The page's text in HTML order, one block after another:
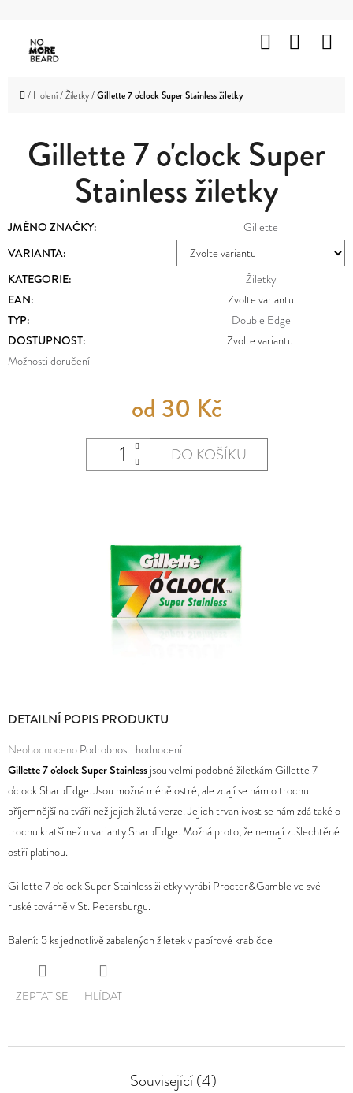
obsah
A
ZNAČKY
PROMOTION
OUTLET
MĚNA
Hledat
Domů
/ Holení/Žiletky/Gillette 7 o'clock Super Stainless žiletky
Gillette 7 o'clock Super
Stainless žiletky
JMÉNO ZNAČKY:
Gillette
VARIANTA:
KATEGORIE:
Žiletky
EAN:
Zvolte variantu
TYP:
Double Edge
DOSTUPNOST:
Zvolte variantu
Možnosti doručení
od 30 Kč
DO KOŠÍKU
DETAILNÍ POPIS PRODUKTU
Průměrné
hodnocení
produktu
je
0,0
z
hvězdiček.
Neohodnoceno Podrobnosti hodnocení
Gillette 7 o'clock Super Stainless jsou velmi podobné žiletkám Gillette 7
o'clock SharpEdge. Jsou možná méně ostré, ale zdají se nám o trochu
příjemnější na tváři než jejich žlutá verze. Jejich trvanlivost se nám zdá také o
trochu kratší než u varianty SharpEdge. Možná proto, že nemají zušlechtěné
ostří platinou.
Gillette 7 o'clock Super Stainless žiletky vyrábí Procter&Gamble ve své
ruské továrně v St. Petersburgu.
Balení: 5 ks jednotlivě zabalených žiletek v papírové krabičce
ZEPTAT SE HLÍDAT
Související (4)
Zpět
Zpět
C
Ř
E
B
U
J
E
D
O
P
O
R
U
U
J
M